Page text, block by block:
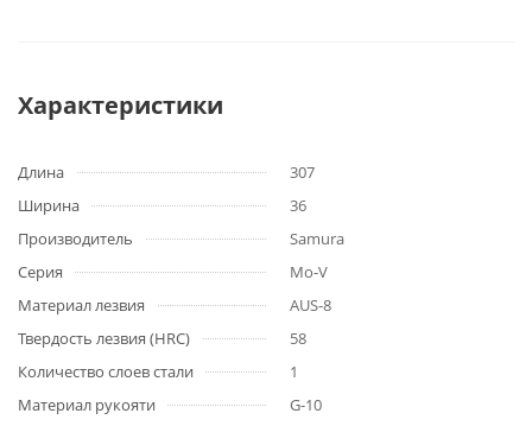
Характеристики
Длина
307
Ширина
36
Производитель
Samura
Серия
Mo-V
Материал лезвия
AUS-8
Твердость лезвия (HRC)
58
Количество слоев стали
1
Материал рукояти
G-10